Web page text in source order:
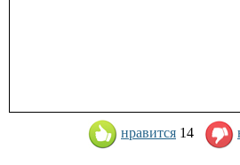
нравится 14